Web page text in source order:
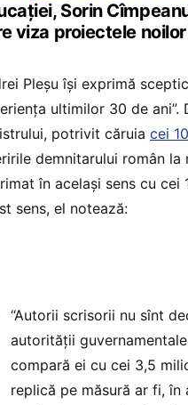
Sorin
viza proiectele
Pleșu își exprimă
ultimilor 30 de
potrivit căruia cei
demnitarului român la
în același sens cu cei
sens, el notează:
“Autorii scrisorii nu sînt
autorității
compară ei cu cei 3,5
replică pe măsură ar fi, în